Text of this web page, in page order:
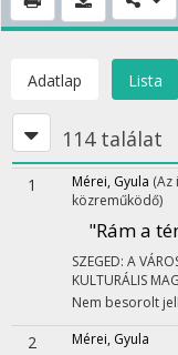
Adatlap Lista
114 találat
1 Mérei, Gyula (Az
közreműködő)
"Rám a
SZEGED: A
KULTURÁLIS
Nem besorolt
2 Mérei, Gyula